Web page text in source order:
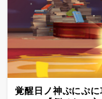
覚醒日ノ神ぷにぷ